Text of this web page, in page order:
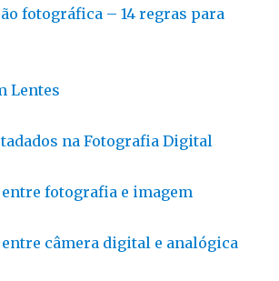
fotográfica – 14 regras para
Lentes
na Fotografia Digital
fotografia e imagem
câmera digital e analógica